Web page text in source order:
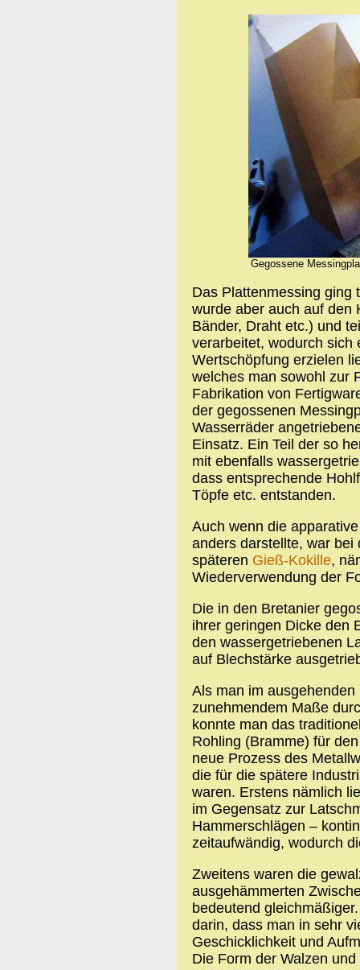
Gegossene
Das Plattenmessing ging
wurde aber auch auf den
Bänder, Draht etc.) und
verarbeitet, wodurch sich
Wertschöpfung erzielen
welches man sowohl zur
Fabrikation von
der gegossenen
Wasserräder
Einsatz. Ein Teil der so
mit ebenfalls
dass entsprechende
Töpfe etc. entstanden.
Auch wenn die
anders darstellte, war bei
späteren Gieß-Kokille,
Wiederverwendung der
Die in den Bretanier
ihrer geringen Dicke den
den wassergetriebenen
auf Blechstärke
Als man im
zunehmendem Maße
konnte man das
Rohling (Bramme) für
neue Prozess des
die für die spätere
waren. Erstens nämlich
im Gegensatz zur
Hammerschlägen –
zeitaufwändig, wodurch
Zweitens waren die
ausgehämmerten
bedeutend
darin, dass man in sehr
Geschicklichkeit und
Die Form der Walzen